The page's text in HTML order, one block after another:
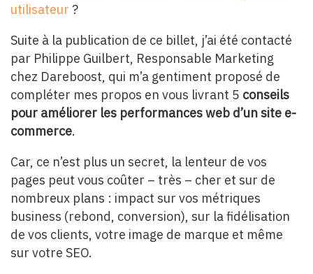
utilisateur ?
Suite à la publication de ce billet, j’ai été contacté
par Philippe Guilbert, Responsable Marketing
chez Dareboost, qui m’a gentiment proposé de
compléter mes propos en vous livrant 5 conseils
pour améliorer les performances web d’un site e-
commerce.
Car, ce n’est plus un secret, la lenteur de vos
pages peut vous coûter – très – cher et sur de
nombreux plans : impact sur vos métriques
business (rebond, conversion), sur la fidélisation
de vos clients, votre image de marque et même
sur votre SEO.